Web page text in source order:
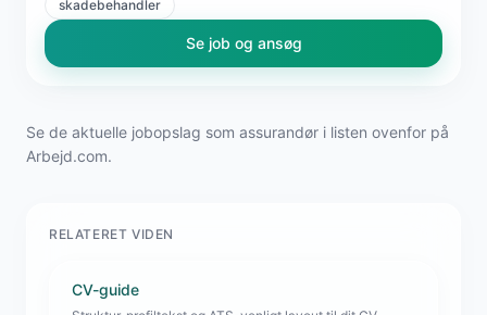
skadebehandler
Se job og ansøg
Se de aktuelle jobopslag som assurandør i listen ovenfor på
Arbejd.com.
RELATERET VIDEN
CV-guide